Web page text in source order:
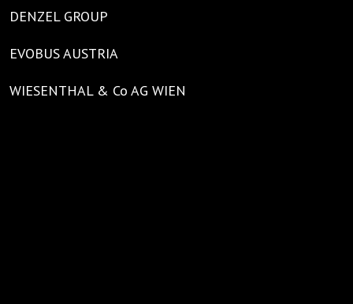
DENZEL GROUP
EVOBUS AUSTRIA
WIESENTHAL & Co AG WIEN